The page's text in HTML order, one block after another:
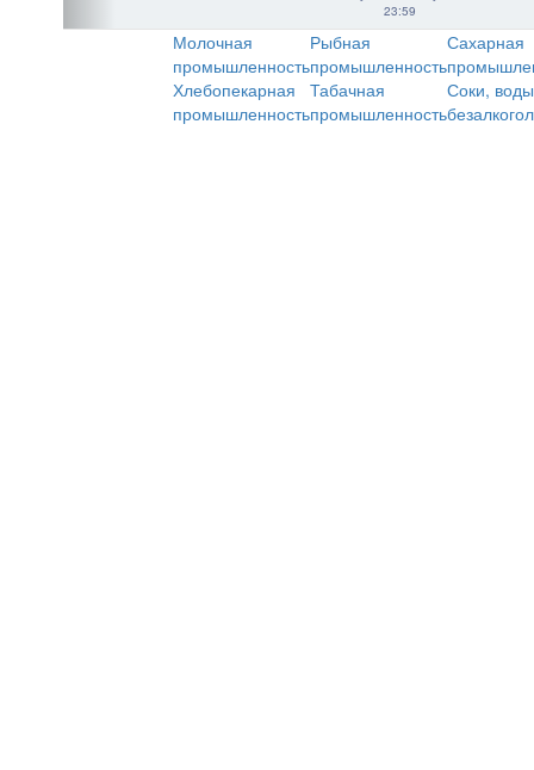
23:59
Молочная
промышленность
Рыбная
промышленность
Сахарная
Хлебопекарная
промышленность
Табачная
промышленность
Соки,